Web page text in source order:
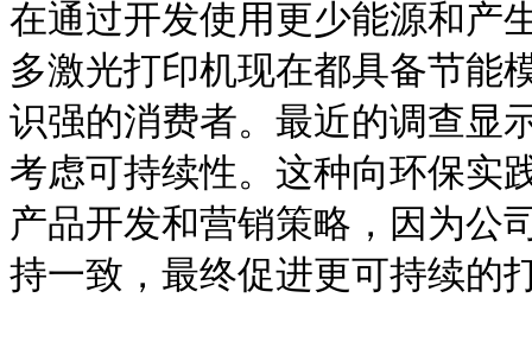
在通过开发使用更少能源和产
多激光打印机现在都具备节能
识强的消费者。最近的调查显
考虑可持续性。这种向环保实
产品开发和营销策略，因为公
持一致，最终促进更可持续的